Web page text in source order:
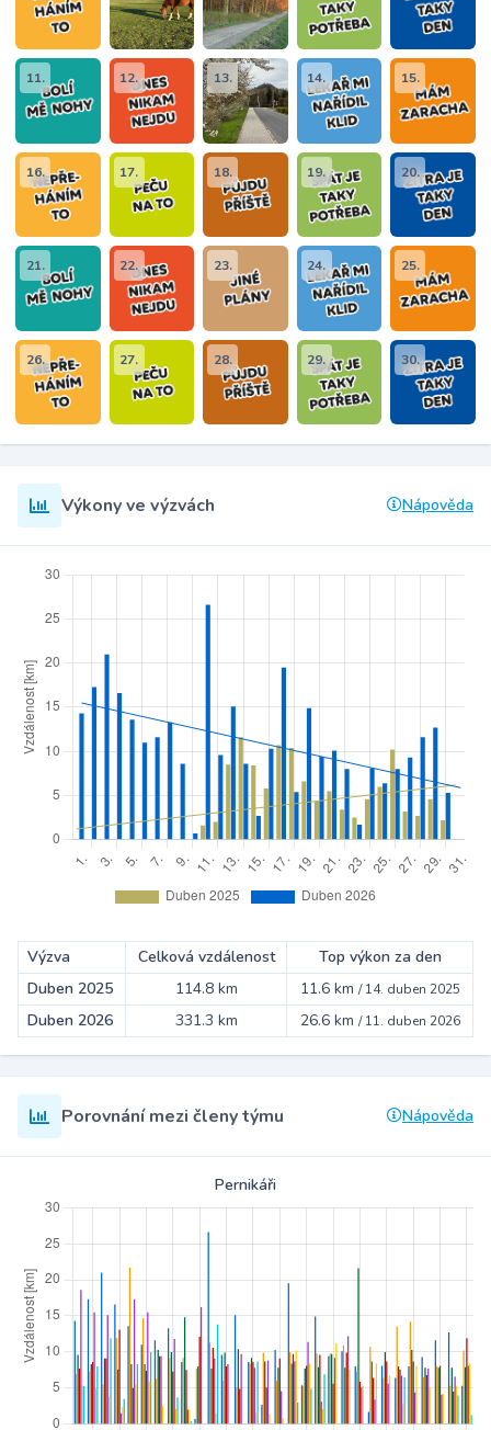
11. 12. 13. 14. 15.
16. 17. 18. 19. 20.
21. 22. 23. 24. 25.
26. 27. 28. 29. 30.
Výkony ve výzvách Nápověda
Výzva Celková vzdálenost
Top výkon za den
Duben 2025
114.8 km 11.6 km /14. duben 2025
Duben 2026 331.3 km 26.6 km /11. duben 2026
Porovnání mezi členy týmu Nápověda
Pernikáři